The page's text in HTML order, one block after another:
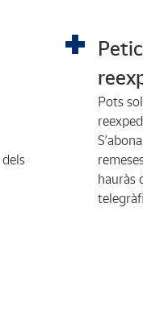
Pots
hauràs